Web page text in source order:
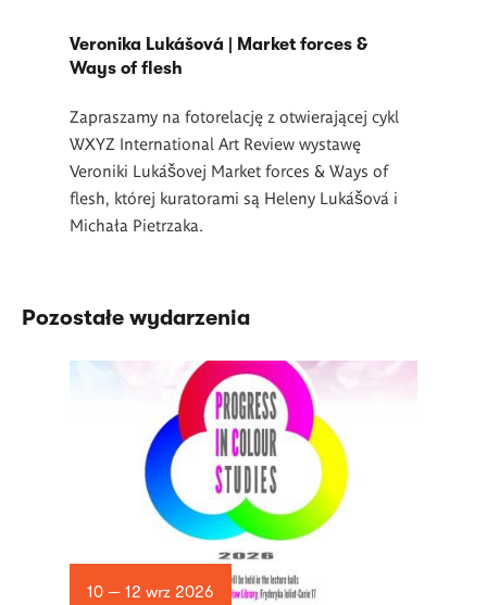
Veronika Lukášová | Market forces &
Ways of flesh
Zapraszamy na fotorelację z otwierającej cykl
WXYZ International Art Review wystawę
Veroniki Lukášovej Market forces & Ways of
flesh, której kuratorami są Heleny Lukášová i
Michała Pietrzaka.
Pozostałe wydarzenia
10 — 12 wrz 2026